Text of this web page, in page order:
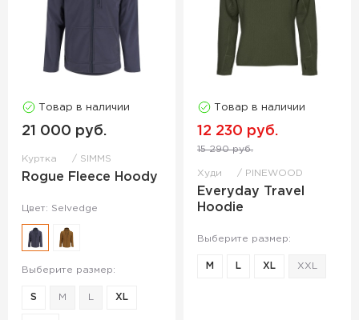
Товар в наличии
21 000 руб.
Куртка SIMMS
Rogue Fleece Hoody
Цвет: Selvedge
Выберите размер:
S M XL
Товар в наличии
12 230 руб.
15 290 руб.
Худи PINEWOOD
Everyday Travel
Hoodie
Выберите размер:
M L XL XXL